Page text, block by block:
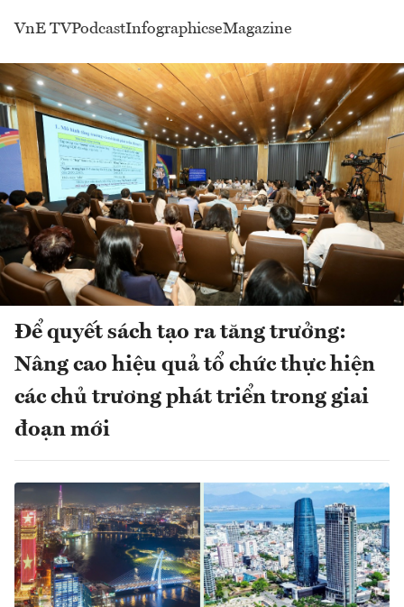
VnE TVPodcastInfographicseMagazine
Để quyết sách tạo ra tăng trưởng:
Nâng cao hiệu quả tổ chức thực hiện
các chủ trương phát triển trong giai
đoạn mới